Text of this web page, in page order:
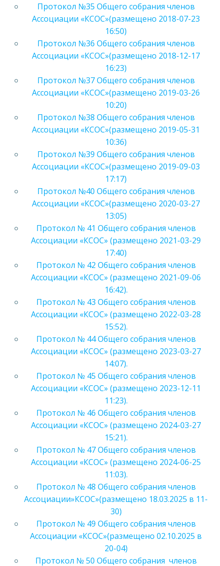
Протокол №35 Общего собрания членов
Ассоциации «КСОС»(размещено 2018-07-23
16:50)
Протокол №36 Общего собрания членов
Ассоциации «КСОС»(размещено 2018-12-17
16:23)
Протокол №37 Общего собрания членов
Ассоциации «КСОС»(размещено 2019-03-26
10:20)
Протокол №38 Общего собрания членов
Ассоциации «КСОС»(размещено 2019-05-31
10:36)
Протокол №39 Общего собрания членов
Ассоциации «КСОС»(размещено 2019-09-03
17:17)
Протокол №40 Общего собрания членов
Ассоциации «КСОС»(размещено 2020-03-27
13:05)
Протокол № 41 Общего собрания членов
Ассоциации «КСОС» (размещено 2021-03-29
17:40)
Протокол № 42 Общего собрания членов
Ассоциации «КСОС» (размещено 2021-09-06
16:42).
Протокол № 43 Общего собрания членов
Ассоциации «КСОС» (размещено 2022-03-28
15:52).
Протокол № 44 Общего собрания членов
Ассоциации «КСОС» (размещено 2023-03-27
14:07).
Протокол № 45 Общего собрания членов
Ассоциации «КСОС» (размещено 2023-12-11
11:23).
Протокол № 46 Общего собрания членов
Ассоциации «КСОС» (размещено 2024-03-27
15:21).
Протокол № 47 Общего собрания членов
Ассоциации «КСОС» (размещено 2024-06-25
11:03).
Протокол № 48 Общего собрания членов
Ассоциации»КСОС»(размещено 18.03.2025 в 11-
30)
Протокол № 49 Общего собрания членов
Ассоциации «КСОС»(размещено 02.10.2025 в
20-04)
Протокол № 50 Общего собрания членов